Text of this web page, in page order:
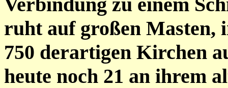
ruht auf großen Masten,
750 derartigen Kirchen
heute noch 21 an ihrem